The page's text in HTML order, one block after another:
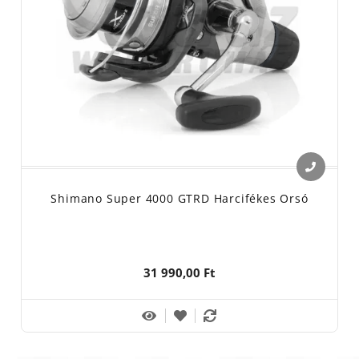
Shimano Super 4000 GTRD Harcifékes Orsó
31 990,00 Ft